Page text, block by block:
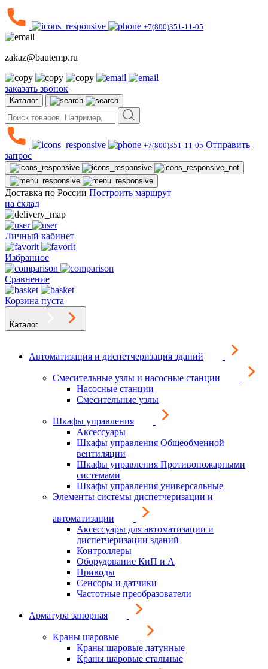
+7(800)351-11-05
zakaz@bautemp.ru
заказать звонок
Каталог
+7(800)351-11-05 Отправить
запрос
Доставка по России Построить маршрут
на склад
Личный кабинет
Избранное
Сравнение
Корзина пуста
Каталог
Автоматизация и диспетчеризация зданий
Смесительные узлы и насосные станции
Насосные станции
Смесительные узлы
Шкафы управления
Аксессуары
Шкафы управления Общеобменной
вентиляции
Шкафы управления Противопожарными
системами
Шкафы управления универсальные
Элементы системы диспетчеризации и
автоматизации
Аксессуары для автоматизации и
диспетчеризации зданий
Контроллеры
Оборудование КиП и А
Приводы
Сенсоры и датчики
Частотные преобразователи
Арматура запорная
Краны шаровые
Краны шаровые латунные
Краны шаровые стальные